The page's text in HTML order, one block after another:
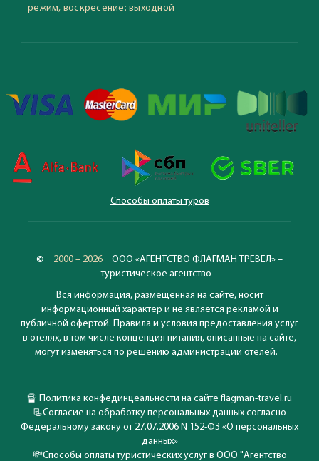
режим, воскресение: выходной
Способы оплаты туров
© 2000 – 2026
ООО «АГЕНТСТВО ФЛАГМАН ТРЕВЕЛ» –
туристическое агентство
Вся информация, размещённая на сайте, носит
информационный характер и не является рекламой и
публичной офертой. Правила и условия предоставления услуг
в отелях, в том числе концепция питания, описанные на сайте,
могут изменяться по решению администрации отелей.
🔏 Политика конфединцеальности на сайте flagman-travel.ru
📃Согласие на обработку персональных данных согласно
Федеральному закону от 27.07.2006 N 152-ФЗ «О персональных
данных»
💸Способы оплаты туристических услуг в ООО "Агентство